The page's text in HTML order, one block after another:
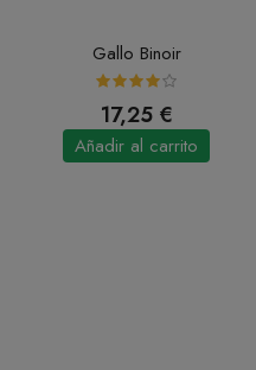
Gallo Binoir
17,25 €
Añadir al carrito